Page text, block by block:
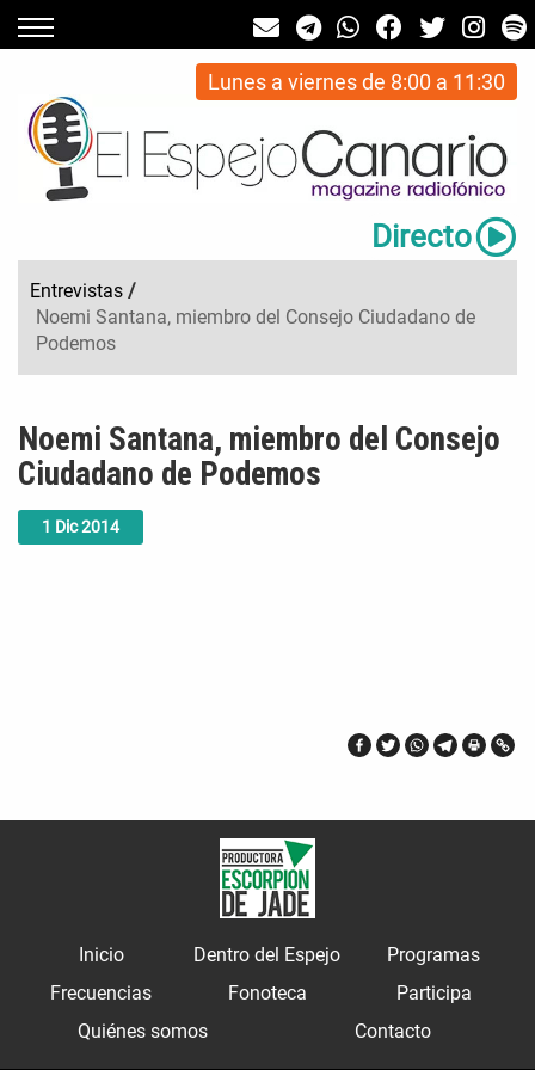
Lunes a viernes de 8:00 a 11:30
Directo
Entrevistas /
Noemi Santana, miembro del Consejo Ciudadano de
Podemos
1 Dic2014
Noemi Santana, miembro del Consejo
Ciudadano de Podemos
Inicio Dentro del Espejo
Programas
Frecuencias
Fonoteca
Participa
Quiénes somos
Contacto